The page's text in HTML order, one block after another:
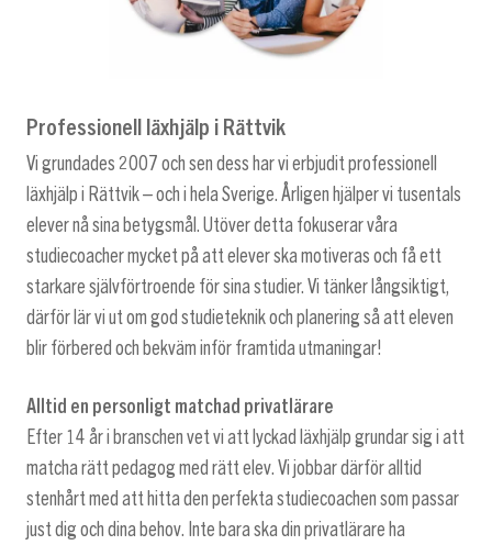
Professionell läxhjälp i Rättvik
Vi grundades 2007 och sen dess har vi erbjudit professionell
läxhjälp i Rättvik – och i hela Sverige. Årligen hjälper vi tusentals
elever nå sina betygsmål. Utöver detta fokuserar våra
studiecoacher mycket på att elever ska motiveras och få ett
starkare självförtroende för sina studier. Vi tänker långsiktigt,
därför lär vi ut om god studieteknik och planering så att eleven
blir förbered och bekväm inför framtida utmaningar!
Alltid en personligt matchad privatlärare
Efter 14 år i branschen vet vi att lyckad läxhjälp grundar sig i att
matcha rätt pedagog med rätt elev. Vi jobbar därför alltid
stenhårt med att hitta den perfekta studiecoachen som passar
just dig och dina behov. Inte bara ska din privatlärare ha